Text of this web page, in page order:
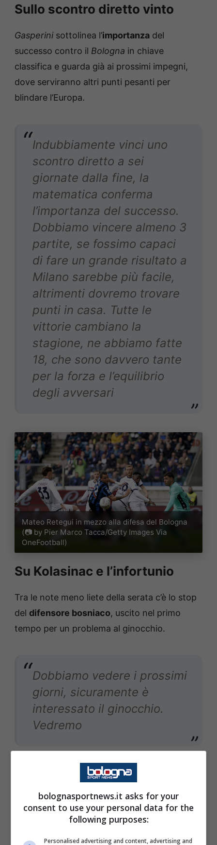
Sullo scontro diretto vinto
Gasperinisottolinea l’importanza del
successo contro il Bologna in chiave
classifica e guarda già ai prossimi impegni,
dove serviranno altri punti pesanti per
blindare l’Europa.
Indubbiamente vinci uno
scontro diretto a sei
giornate dalla fine, la
matematica conferma
l’importanza del successo.
Dobbiamo vincere almeno 3
partite, se fossimo capaci
di fare un grande risultato a
Milano sarebbe più facile,
altrimenti dovremo trovare
punti in casa. Tutte le
vittorie cambiano la
stagione, ne abbiamo fatte
18, che sono davvero tante
per la forza e l’equilibrio
degli avversari
Mateo Retegui in mezzo alla difesa del Bologna
(📷 by Pier Marco Tacca/Getty Images Via
OneFootball)
Su Kolasinac e l’infortunio
Tra le note meno liete della serata c’è lo stop
del difensore bosniaco, uscito nel primo
tempo per un problema al ginocchio.
Dobbiamo vedere i prossimi
giorni, sicuramente è
interessato il ginocchio.
Vedremo
L’importanza del gol iniziale
Per l’allenatore dell ’Atalanta , sbloccare subito
la partita è stato fondamentale per
bolognasportnews.it asks for your
consent to use your personal data for the
following purposes:
Personalised advertising and content, advertising and